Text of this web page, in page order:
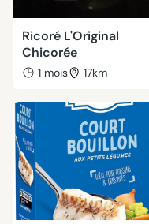
Ricoré L'Original
Chicorée
1 mois 17km